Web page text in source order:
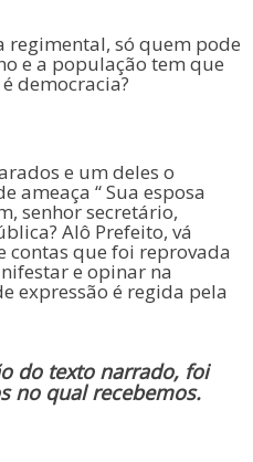
só quem pode
e a população tem que
democracia?
e um deles o
ameaça “ Sua esposa
senhor secretário,
Alô Prefeito, vá
contas que foi reprovada
e opinar na
expressão é regida pela
do texto narrado, foi
no qual recebemos.